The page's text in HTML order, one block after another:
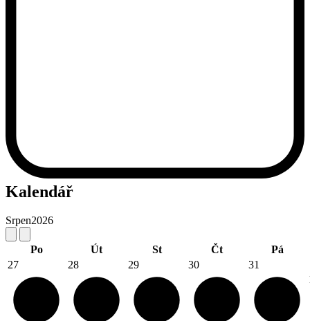
Kalendář
Srpen2026
Po Út St Čt
Pá
27
28 29 30
31